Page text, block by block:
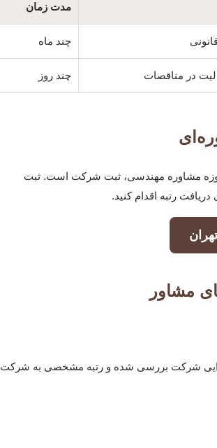
مدت زمان
چند ماه
در مناقصات چند روز
حوزه مشاوره مهندسی، ثبت شرکت است. ثبت
رتبه اقدام کنید.
مشاور
شرکت بررسی شده و رتبه مشخصی به شرکت